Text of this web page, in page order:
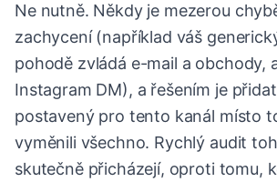
Ne nutně. Někdy je mezerou
zachycení (například váš
pohodě zvládá e-mail a obchody,
Instagram DM), a řešením je
postavený pro tento kanál místo
vyměnili všechno. Rychlý audit
skutečně přicházejí, oproti tomu,